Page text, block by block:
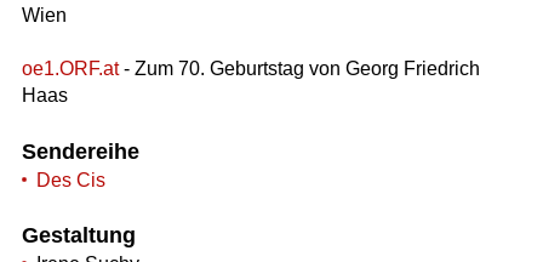
Wien
oe1.ORF.at- Zum 70. Geburtstag von Georg Friedrich
Haas
Sendereihe
Des Cis
Gestaltung